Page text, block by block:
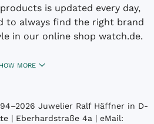
is updated every day,
to always find the right brand
in our online shop watch.de.
MORE
Juwelier Ralf Häffner in D-
| Eberhardstraße 4a | eMail: